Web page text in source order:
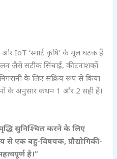
IoT ‘स्मार्ट कृषि’ के मूल घटक हैं
जैसे सटीक सिंचाई, कीटनाशकों
के लिए सक्रिय रूप से किया
के अनुसार कथन 1 और 2 सही हैं।
सुनिश्चित करने के लिए
से एक बहु-विषयक,प्रौद्योगिकी-
है।”